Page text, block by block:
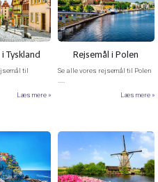
Tyskland
til
Læs mere
Rejsemål i Polen
Se alle vores rejsemål til Polen
Læs mere